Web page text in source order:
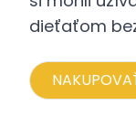
dieťaťom